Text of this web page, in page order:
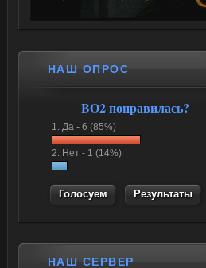
НАШ ОПРОС
BO2 понравилась?
1. Да - 6 (85%)
2. Нет - 1 (14%)
Результаты
НАШ СЕРВЕР